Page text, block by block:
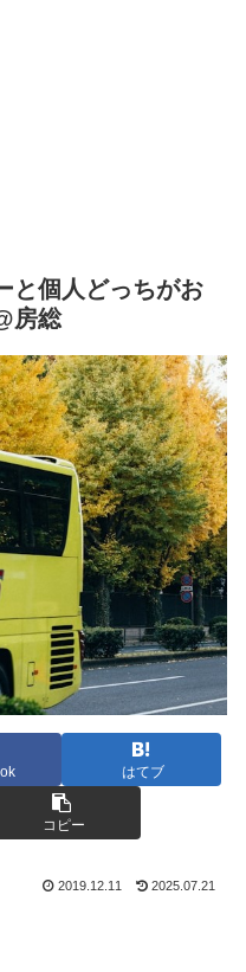
と個人どっちがお
房総
はてブ
コピー
2019.12.11 2025.07.21